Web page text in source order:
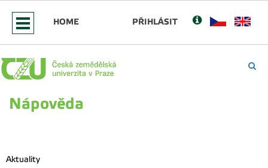
HOME PŘIHLÁSIT
Nápověda
Aktuality